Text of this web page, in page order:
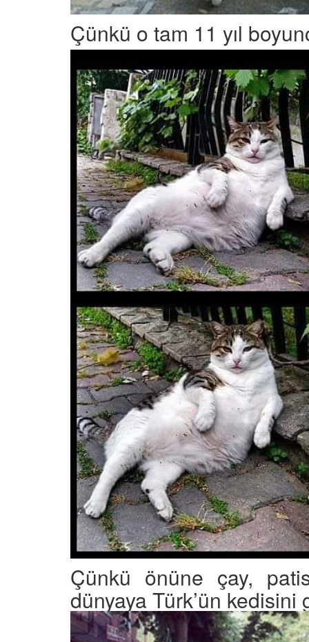
Çünkü o tam 11 yıl
Çünkü önüne çay,
dünyaya Türk’ün kedisini